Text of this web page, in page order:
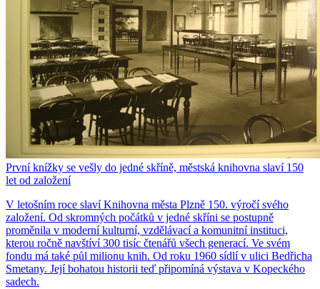
První knížky se vešly do jedné skříně, městská knihovna slaví 150
let od založení
V letošním roce slaví Knihovna města Plzně 150. výročí svého
založení. Od skromných počátků v jedné skříni se postupně
proměnila v moderní kulturní, vzdělávací a komunitní instituci,
kterou ročně navštíví 300 tisíc čtenářů všech generací. Ve svém
fondu má také půl milionu knih. Od roku 1960 sídlí v ulici Bedřicha
Smetany. Její bohatou historii teď připomíná výstava v Kopeckého
sadech.